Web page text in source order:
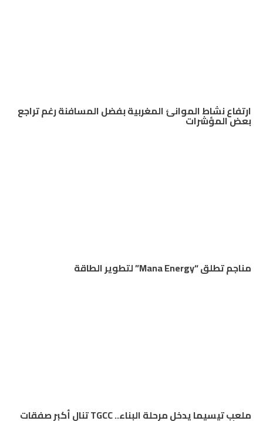
ارتفاع نشاط الموانئ المغربية بفضل المسافنة رغم تراجع
بعض المؤشرات
مناجم تطلق “Mana Energy” لتطوير الطاقة
ملعب تيسيما يدخل مرحلة البناء.. TGCC تنال أكبر صفقات